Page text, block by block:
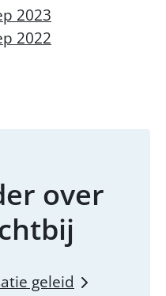
2023
2022
over
geleid